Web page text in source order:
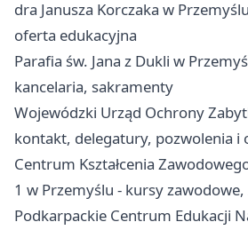
dra Janusza Korczaka w
oferta edukacyjna
Parafia św. Jana z Dukli w
kancelaria, sakramenty
Wojewódzki Urząd Ochrony
kontakt, delegatury, pozwolenia i
Centrum Kształcenia
1 w Przemyślu - kursy
Podkarpackie Centrum Edukacji